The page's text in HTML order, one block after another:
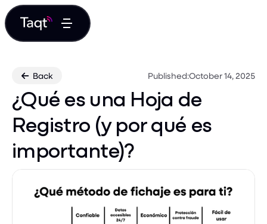
 Back Published:October 14, 2025
¿Qué es una Hoja de
Registro (y por qué es
importante)?